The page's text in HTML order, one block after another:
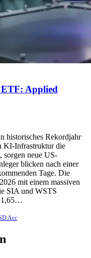
ETF: Applied
historisches Rekordjahr
KI-Infrastruktur die
sorgen neue US-
blicken nach einer
Tage. Die
mit einem massiven
SIA und WSTS
1,65…
Acc